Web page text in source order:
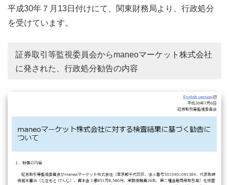
平成30年７月13日付けにて、関東財務局より、行政処分
を受けています。
証券取引等監視委員会からmaneoマーケット株式会社
に発された、行政処分勧告の内容